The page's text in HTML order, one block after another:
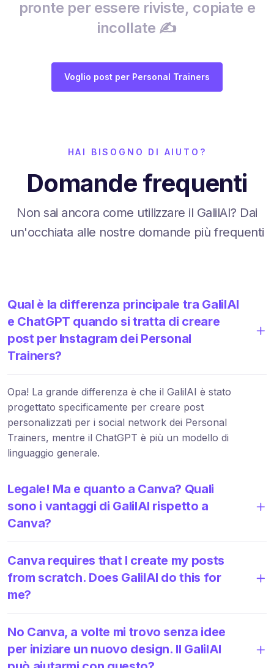
pronte per essere riviste, copiate e
incollate ✍️
Voglio post per Personal Trainers
HAI BISOGNO DI AIUTO?
Domande frequenti
Non sai ancora come utilizzare il GalilAI? Dai
un'occhiata alle nostre domande più frequenti
Qual è la differenza principale tra GalilAI
e ChatGPT quando si tratta di creare
post per Instagram dei Personal
Trainers?
Opa! La grande differenza è che il GalilAI è stato
progettato specificamente per creare post
personalizzati per i social network dei Personal
Trainers, mentre il ChatGPT è più un modello di
linguaggio generale.
Legale! Ma e quanto a Canva? Quali
sono i vantaggi di GalilAI rispetto a
Canva?
Canva requires that I create my posts
from scratch. Does GalilAI do this for
me?
No Canva, a volte mi trovo senza idee
per iniziare un nuovo design. Il GalilAI